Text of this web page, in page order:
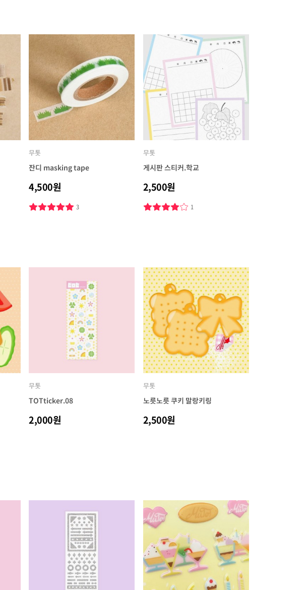
무톳
잔디 masking tape
4,500원
3
무톳
게시판 스티커.학교
2,500원
1
무톳
TOTticker.08
2,000원
무톳
노릇노릇 쿠키 말랑키링
2,500원